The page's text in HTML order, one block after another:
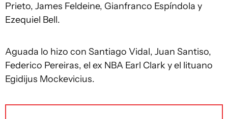
Prieto, James Feldeine, Gianfranco Espíndola y
Ezequiel Bell.
Aguada lo hizo con Santiago Vidal, Juan Santiso,
Federico Pereiras, el ex NBA Earl Clark y el lituano
Egidijus Mockevicius.